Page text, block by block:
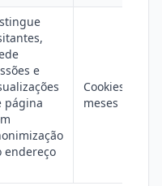
e
página
endereço
Cookies, até
meses